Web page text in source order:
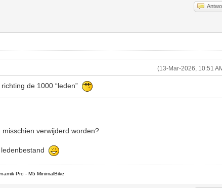
(13-Mar-2026, 10:51
de 1000 “leden”
verwijderd worden?
ledenbestand
Pro - M5 MinimalBike